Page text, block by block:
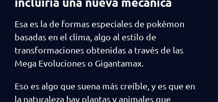
Esa es la de formas especiales de pokémon
basadas en el clima, algo al estilo de
transformaciones obtenidas a través de las
Mega Evoluciones o Gigantamax.
Eso es algo que suena más creíble, y es que en
la naturaleza hay plantas y animales que